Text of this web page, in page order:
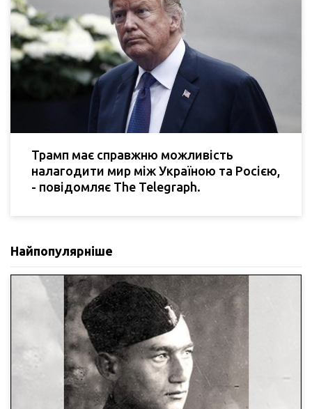
Трамп має справжню можливість
налагодити мир між Україною та Росією,
- повідомляє The Telegraph.
Найпопулярніше